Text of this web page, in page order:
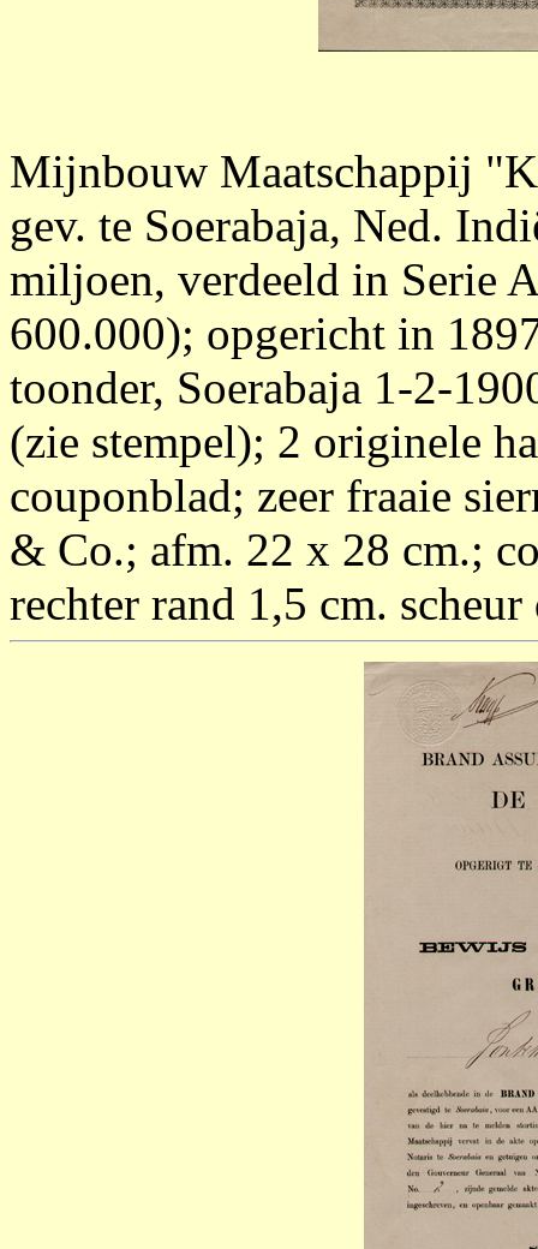
Mijnbouw Maatschappij
gev. te Soerabaja, Ned.
miljoen, verdeeld in Serie
600.000); opgericht in
toonder, Soerabaja 1-2-
(zie stempel); 2 originele
couponblad; zeer fraaie
& Co.; afm. 22 x 28 cm.;
rechter rand 1,5 cm.